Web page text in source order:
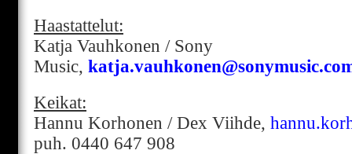
Haastattelut:
Katja Vauhkonen / Sony
Music,
Keikat:
Hannu Korhonen / Dex Viihde,
puh. 0440 647 908